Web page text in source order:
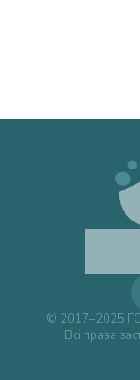
© 2017–2025 ГС
Всі права